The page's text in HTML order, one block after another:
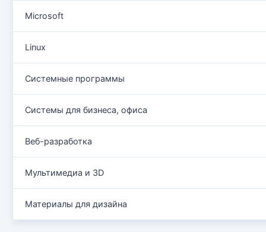
Microsoft
Linux
Системные программы
Системы для бизнеса, офиса
Веб-разработка
Мультимедиа и 3D
Материалы для дизайна